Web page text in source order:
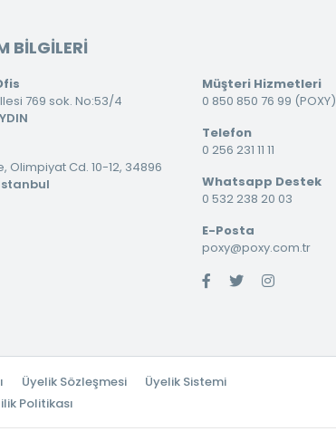
BİLGİLERİ
769 sok. No:53/4
Olimpiyat Cd. 10-12, 34896
Müşteri Hizmetleri
0 850 850 76 99 (POXY)
Telefon
0 256 231 11 11
Whatsapp Destek
0 532 238 20 03
E-Posta
poxy@poxy.com.tr
Üyelik Sözleşmesi
Üyelik Sistemi
Politikası